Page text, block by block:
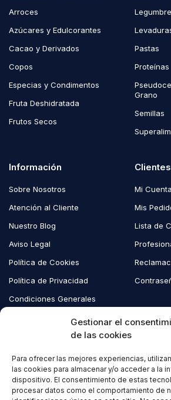
Gestionar el
de las cookies
Para ofrecer las mejores experiencias,
las cookies para almacenar y/o acceder a la
dispositivo. El consentimiento de estas
procesar datos como el comportamiento de
Arroces
Azúcares y Edulcorantes
Cacao y Derivados
Copos
Especias y Condimentos
Fruta Deshidratada
Frutos Secos
Pastas
Proteínas
Grano
Semillas
Información
Sobre Nosotros
Atención al Cliente
Nuestro Blog
Aviso Legal
Política de Cookies
Política de Privacidad
Condiciones Generales
Clientes
Mi Cuenta
Mis
Lista de
Copyright © 2023 EcoAndes. Todos los